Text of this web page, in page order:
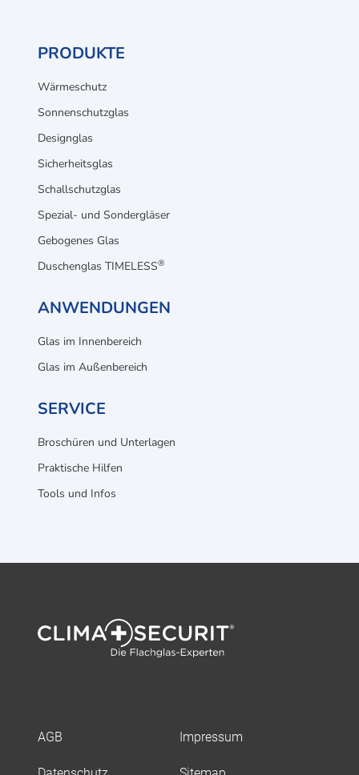
PRODUKTE
Wärmeschutz
Sonnenschutzglas
Designglas
Sicherheitsglas
Schallschutzglas
Spezial- und Sondergläser
Gebogenes Glas
Duschenglas TIMELESS®
ANWENDUNGEN
Glas im Innenbereich
Glas im Außenbereich
SERVICE
Broschüren und Unterlagen
Praktische Hilfen
Tools und Infos
AGB Impressum